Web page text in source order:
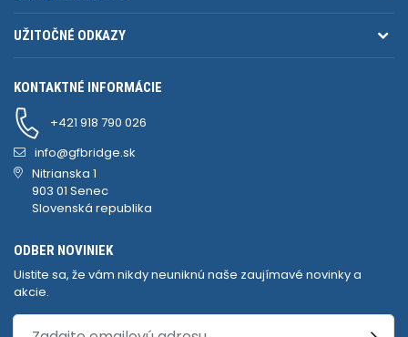
UŽITOČNÉ ODKAZY
KONTAKTNÉ INFORMÁCIE
+421 918 790 026
info@gfbridge.sk
Nitrianska 1
903 01 Senec
Slovenská republika
ODBER NOVINIEK
Uistite sa, že vám nikdy neuniknú naše zaujímavé novinky a
akcie.